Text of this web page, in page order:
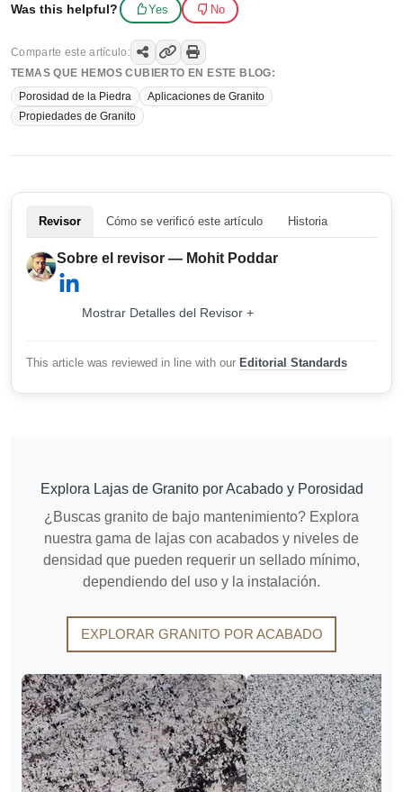
Was this helpful? Yes No
Comparte este artículo:
TEMAS QUE HEMOS CUBIERTO EN ESTE BLOG:
Porosidad de la Piedra
Aplicaciones de Granito
Propiedades de Granito
Revisor Cómo se verificó este artículo Historia
Sobre el revisor — Mohit Poddar
Mostrar Detalles del Revisor +
This article was reviewed in line with our Editorial Standards
Explora Lajas de Granito por Acabado y Porosidad
¿Buscas granito de bajo mantenimiento? Explora
nuestra gama de lajas con acabados y niveles de
densidad que pueden requerir un sellado mínimo,
dependiendo del uso y la instalación.
EXPLORAR GRANITO POR ACABADO